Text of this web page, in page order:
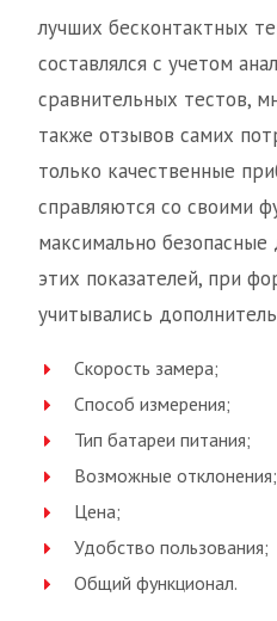
лучших бесконтактных
составлялся с учетом
сравнительных тестов,
также отзывов самих
только качественные
справляются со своими
максимально
этих показателей, при
учитывались
Скорость замера;
Способ измерения;
Тип батареи питания;
Возможные отклонения;
Цена;
Удобство пользования;
Общий функционал.